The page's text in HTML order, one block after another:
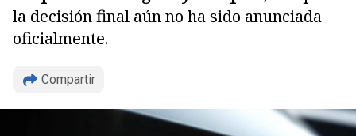
la decisión final aún no ha sido anunciada
oficialmente.
Compartir